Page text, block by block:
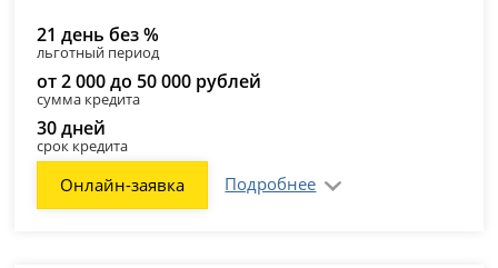
21 день без %
льготный период
от 2 000 до 50 000 рублей
сумма кредита
30 дней
срок кредита
Онлайн-заявка Подробнее